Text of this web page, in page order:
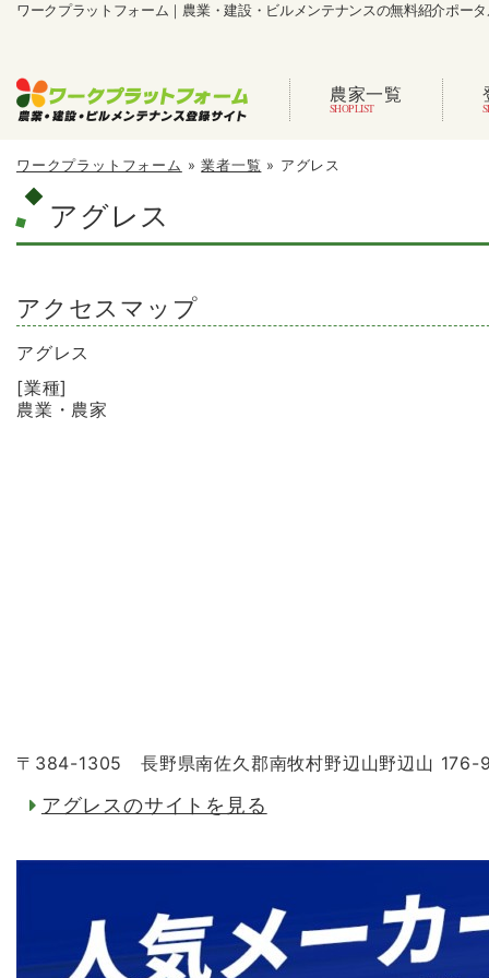
ワークプラットフォーム｜農業・建設・ビルメンテナンスの無料紹介ポー
農家一覧
ワークプラットフォーム »業者一覧 » アグレス
アグレス
アクセスマップ
アグレス
[業種]
農業・農家
〒384-1305 長野県南佐久郡南牧村野辺山野辺山 176-
アグレスのサイトを見る